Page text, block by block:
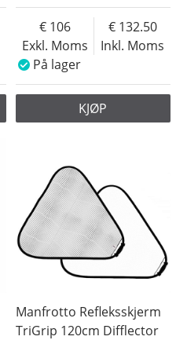
Exkl. Moms
106
Inkl. Moms
132.50
På lager
KJØP
Manfrotto Refleksskjerm
TriGrip 120cm Difflector